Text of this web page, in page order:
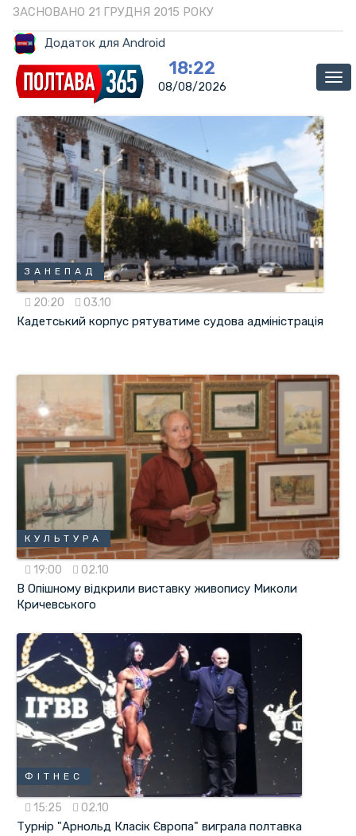
ЗАСНОВАНО 21 ГРУДНЯ 2015 РОКУ
Додаток для Android
18:22
08/08/2026
ЗАНЕПАД
20:20 03.10
Кадетський корпус рятуватиме судова адміністрація
КУЛЬТУРА
19:00 02.10
В Опішному відкрили виставку живопису Миколи
Кричевського
ФІТНЕС
15:25 02.10
Турнір "Арнольд Класік Європа" виграла полтавка